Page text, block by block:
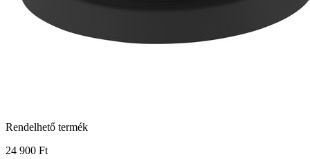
Rendelhető termék
24 900 Ft